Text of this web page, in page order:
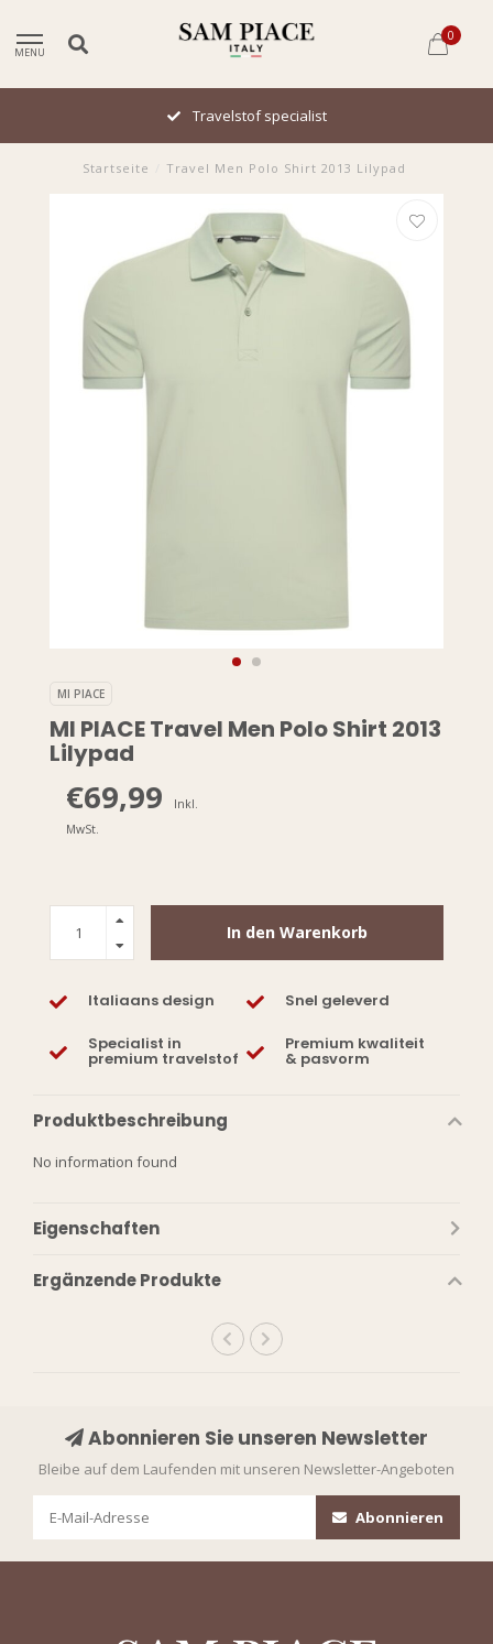
MENU
0
Travelstof specialist
Startseite Travel Men Polo Shirt 2013 Lilypad
MI PIACE
MI PIACE Travel Men Polo Shirt 2013
Lilypad
€69,99
Inkl.
MwSt.
In den Warenkorb
Italiaans design Snel geleverd
Specialist in
premium travelstof
Premium kwaliteit
& pasvorm
Produktbeschreibung
No information found
Eigenschaften
Ergänzende Produkte
Abonnieren Sie unseren Newsletter
Bleibe auf dem Laufenden mit unseren Newsletter-Angeboten
Abonnieren